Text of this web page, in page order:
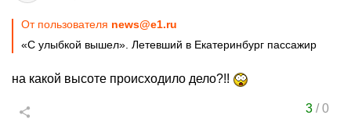
От пользователя news@e1.ru
«С улыбкой вышел». Летевший в Екатеринбург пассажир
на какой высоте происходило дело?!!
3/0